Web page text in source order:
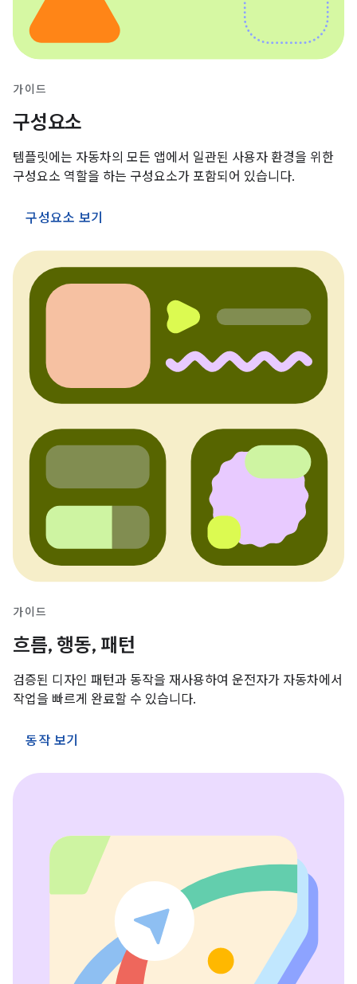
가이드
구성요소
템플릿에는 자동차의 모든 앱에서 일관된 사용자 환경을 위한
구성요소 역할을 하는 구성요소가 포함되어 있습니다.
구성요소 보기
가이드
흐름, 행동, 패턴
검증된 디자인 패턴과 동작을 재사용하여 운전자가 자동차에서
작업을 빠르게 완료할 수 있습니다.
동작 보기